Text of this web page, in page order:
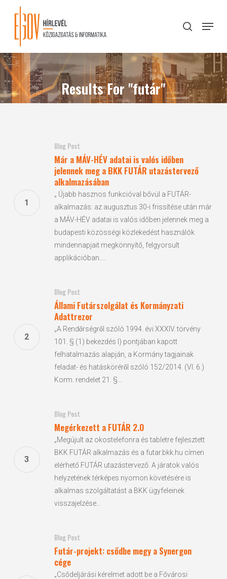
content
search
Menu
Results For "futár"
Már a MÁV-HÉV adatai is valós időben
jelennek meg a BKK FUTÁR utazástervező
alkalmazásában
Blog Post
„ Újabb hasznos funkcióval bővül a FUTÁR-
alkalmazás: az augusztus 30-i frissítése után már
a MÁV-HÉV adatai is valós időben jelennek meg a
budapesti közösségi közlekedést használók
mindennapjait megkönnyítő, felgyorsult
applikációban….
Állami Futárszolgálat és Kormányzati
Adattrezor
Blog Post
„A Rendőrségről szóló 1994. évi XXXIV. törvény
101. § (1) bekezdés l) pontjában kapott
felhatalmazás alapján, a Kormány tagjainak
feladat- és hatásköréről szóló 152/2014. (VI. 6.)
Korm. rendelet 21. §…
Megérkezett a FUTÁR 2.0
Blog Post
„Megújult az okostelefonra és tabletre fejlesztett
BKK FUTÁR alkalmazás és a futar.bkk.hu címen
elérhető FUTÁR utazástervező. A járatok valós
helyzetének térképes nyomon követésére is
alkalmas szolgáltatást a BKK ügyfeleinek
visszajelzése…
Futár-projekt: csődbe megy a Synergon
cége
Blog Post
„Csődeljárási kérelmet adott be a Fővárosi
Close